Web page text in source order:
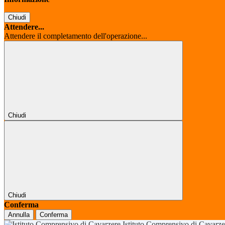
Chiudi
Attendere...
Attendere il completamento dell'operazione...
Chiudi
Chiudi
Conferma
Annulla Conferma